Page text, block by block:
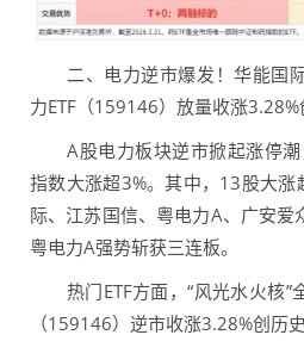
二、电力逆市爆发！华能国
力ETF（159146）放量收涨3.28%
A股电力板块逆市掀起涨停潮
指数大涨超3%。其中，13股大涨
际、江苏国信、粤电力A、广安爱
粤电力A强势斩获三连板。
热门ETF方面，“风光水火核”
（159146）逆市收涨3.28%创历